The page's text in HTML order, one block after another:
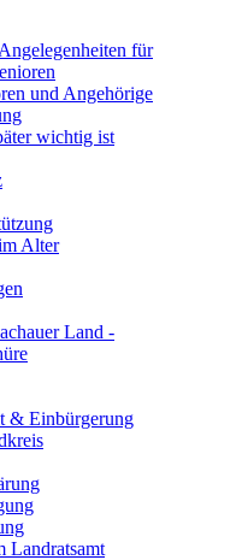
für
und Angehörige
wichtig ist
Alter
Land -
& Einbürgerung
Landratsamt